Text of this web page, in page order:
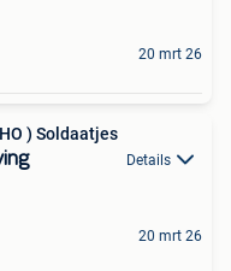
20 mrt 26
) Soldaatjes
Details
20 mrt 26